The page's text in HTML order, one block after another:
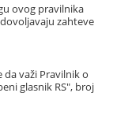
ovog pravilnika
zahteve
važi Pravilnik o
glasnik RS", broj